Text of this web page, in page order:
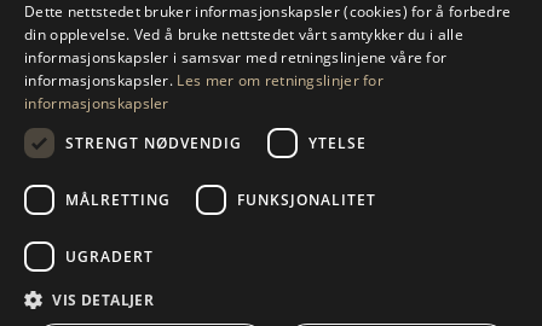
29660 Marbella
+34 952 766 950
info@drumelia.com
© 2026 Drumelia Real Estate.
informasjonskapsler
Linkedin Instagram Youtube
SPANISH
Dette nettstedet bruker informasjonskapsler (cookies) for å forbedre
din opplevelse. Ved å bruke nettstedet vårt samtykker du i alle
informasjonskapsler i samsvar med retningslinjene våre for
informasjonskapsler. Les mer om retningslinjer for
informasjonskapsler
STRENGT NØDVENDIG
YTELSE
MÅLRETTING FUNKSJONALITET
UGRADERT
VIS DETALJER